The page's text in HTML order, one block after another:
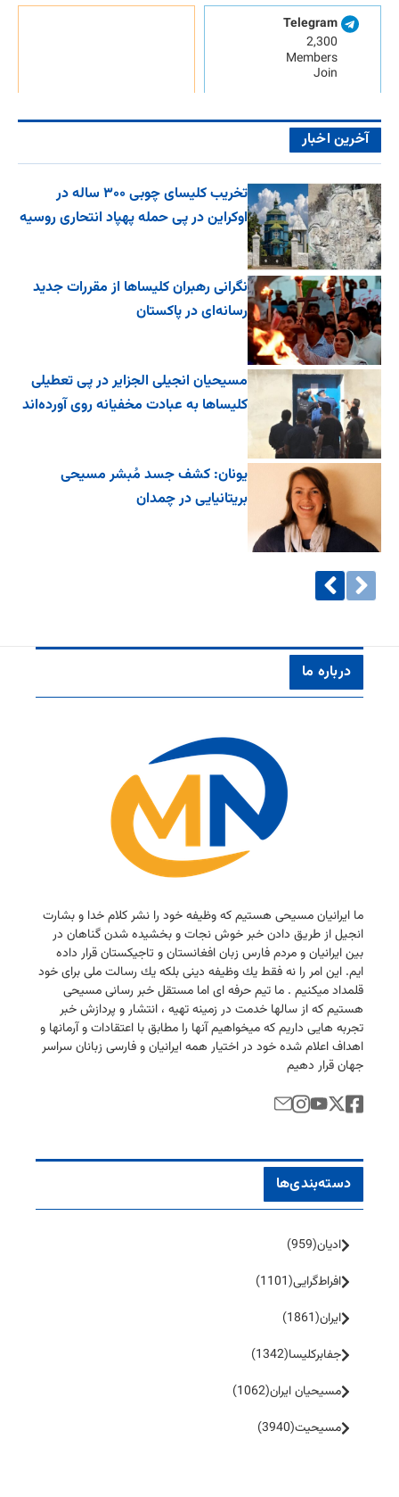
Telegram
2,300
Members
Join
آخرین اخبار
تخریب کلیسای چوبی ۳۰۰ ساله در
اوکراین در پی حمله پهپاد انتحاری روسیه
نگرانی رهبران کلیساها از مقررات جدید
رسانه‌ای در پاکستان
مسیحیان انجیلی الجزایر در پی تعطیلی
کلیساها به عبادت مخفیانه روی آورده‌اند
یونان: کشف جسد مُبشر مسیحی
بریتانیایی در چمدان
درباره ما
ما ایرانیان مسیحی هستیم كه وظیفه خود را نشر كلام خدا و بشارت
انجیل از طریق دادن خبر خوش نجات و بخشیده شدن گناهان در
بین ایرانیان و مردم فارس زبان افغانستان و تاجیكستان قرار داده
ایم. این امر را نه فقط یك وظیفه دینی بلكه یك رسالت ملی برای خود
قلمداد میكنیم . ما تیم حرفه ای اما مستقل خبر رسانی مسیحی
هستیم كه از سالها خدمت در زمینه تهیه ، انتشار و پردازش خبر
تجربه هایی داریم كه میخواهیم آنها را مطابق با اعتقادات و آرمانها و
اهداف اعلام شده خود در اختیار همه ایرانیان و فارسی زبانان سراسر
جهان قرار دهیم
دسته‌بندی‌ها
ادیان(959)
افراط‌گرایی(1101)
ایران(1861)
جفا‌بر‌کلیسا(1342)
مسیحیان ایران(1062)
مسیحیت(3940)